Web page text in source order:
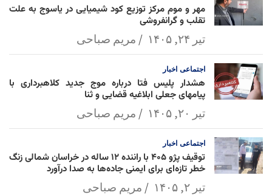
مهر و موم مرکز توزیع کود شیمیایی در یاسوج به علت
تقلب و گرانفروشی
تیر ۲۴, ۱۴۰۵ مریم صباحی
اجتماعی اخبار
هشدار پلیس فتا درباره موج جدید کلاهبرداری با
پیامهای جعلی ابلاغیه قضایی و ثنا
تیر ۲۰, ۱۴۰۵ مریم صباحی
اجتماعی اخبار
توقیف پژو ۴۰۵ با راننده ۱۲ ساله در خراسان شمالی زنگ
خطر تازه‌ای برای ایمنی جاده‌ها به صدا درآورد
تیر ۲, ۱۴۰۵ مریم صباحی